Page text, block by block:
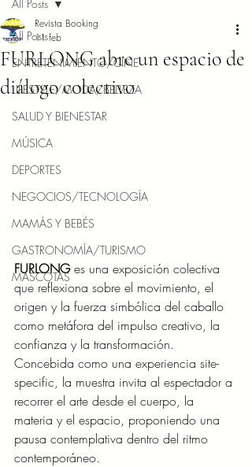
All Posts
ENTRETENIMIENTO/CINE
LIFESTYLE/MODA/BELLEZA
SALUD Y BIENESTAR
MÚSICA
DEPORTES
NEGOCIOS/TECNOLOGÍA
MAMÁS Y BEBÉS
GASTRONOMÍA/TURISMO
MASCOTAS
All Posts
FURLONG abre un espacio de
diálogo colectivo
Revista Booking
11 feb
FURLONG es una exposición colectiva
que reflexiona sobre el movimiento, el
origen y la fuerza simbólica del caballo
como metáfora del impulso creativo, la
confianza y la transformación.
Concebida como una experiencia site-
specific, la muestra invita al espectador a
recorrer el arte desde el cuerpo, la
materia y el espacio, proponiendo una
pausa contemplativa dentro del ritmo
contemporáneo.